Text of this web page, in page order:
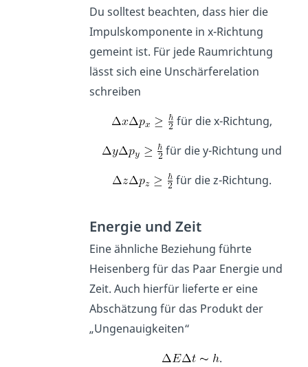
Du solltest beachten, dass hier die
Impulskomponente in x-Richtung
gemeint ist. Für jede Raumrichtung
lässt sich eine Unschärferelation
schreiben
für die x-Richtung,
für die y-Richtung und
für die z-Richtung.
Energie und Zeit
Eine ähnliche Beziehung führte
Heisenberg für das Paar Energie und
Zeit. Auch hierfür lieferte er eine
Abschätzung für das Produkt der
„Ungenauigkeiten“
.